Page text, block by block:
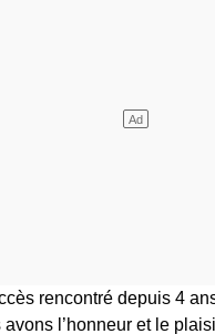
rencontré depuis 4
avons l’honneur et le